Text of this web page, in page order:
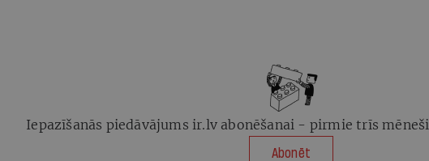
konservatīvās partijas (JKP) deputātiem.
Domes ārkārtas vēlēšanās partiju apvienība
A/P/P saņēma 26,2% balsu, otrajā vietā ir
Saskaņa (16,9%), trešajā — Jaunā Vienotība
(15,2%). Vēl domē pārstāvēta Nacionālā
Iepazīšanās piedāvājums ir.lv abonēšanai - pirmie trīs mēneši
Abonēt